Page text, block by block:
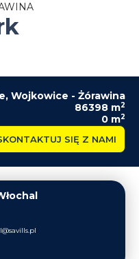
, Wojkowice - Żórawina
86398 m2
0 m2
SIĘ Z NAMI